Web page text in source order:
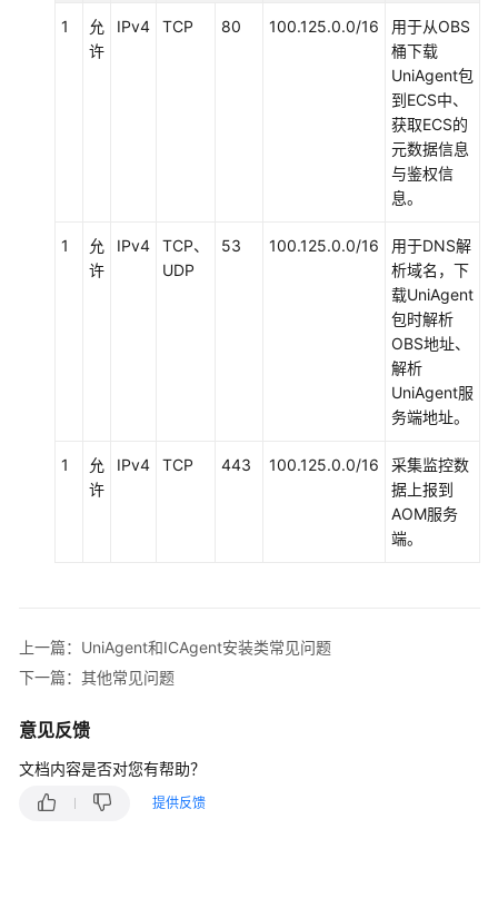
区
域）
区
域）
扎
考
布
比
区
1
允
许
IPv4 TCP 80 100.125.0.0/16
用于从OBS
桶下载
UniAgent包
到ECS中、
获取ECS的
元数据信息
与鉴权信
息。
1
允
许
IPv4
TCP、
UDP
53 100.125.0.0/16
用于DNS解
析域名，下
载UniAgent
包时解析
OBS地址、
解析
UniAgent服
务端地址。
1
允
许
IPv4 TCP 443 100.125.0.0/16
采集监控数
据上报到
AOM服务
端。
上一篇：UniAgent和ICAgent安装类常见问题
下一篇：其他常见问题
意见反馈
文档内容是否对您有帮助？
提供反馈